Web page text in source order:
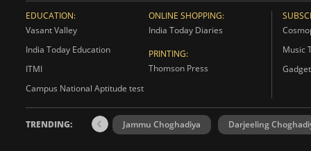
EDUCATION:
Vasant Valley
India Today Education
ITMI
Campus National Aptitude test
ONLINE SHOPPING:
India Today Diaries
PRINTING:
Thomson Press
Music
TRENDING: Jammu Choghadiya Darjeeling